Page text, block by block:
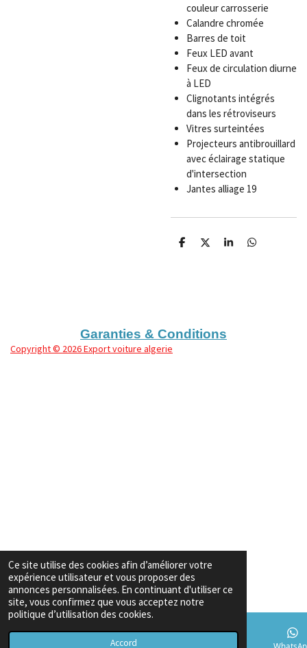
Ce site utilise des cookies afin d’améliorer votre
expérience utilisateur et vous proposer des
annonces personnalisées. En continuant d'utiliser ce
site, vous confirmez que vous acceptez notre
politique d’utilisation des cookies.
Accord
couleur carrosserie
Calandre chromée
Barres de toit
Feux LED avant
Feux de circulation diurne
à LED
Clignotants intégrés
dans les rétroviseurs
Vitres surteintées
Projecteurs antibrouillard
avec éclairage statique
d'intersection
Jantes alliage 19
P
P
P
P
Garanties & Conditions
Copyright© 2026 Export voiture algerie